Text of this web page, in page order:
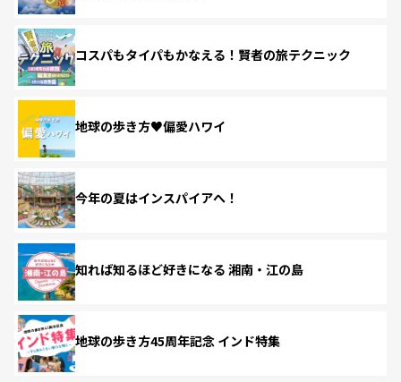
コスパもタイパもかなえる！賢者の旅テクニック
地球の歩き方♥偏愛ハワイ
今年の夏はインスパイアへ！
知れば知るほど好きになる 湘南・江の島
地球の歩き方45周年記念 インド特集